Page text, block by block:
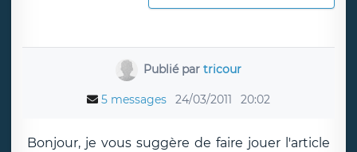
Publié partricour
5 messages 24/03/2011 20:02
Bonjour, je vous suggère de faire jouer l'article